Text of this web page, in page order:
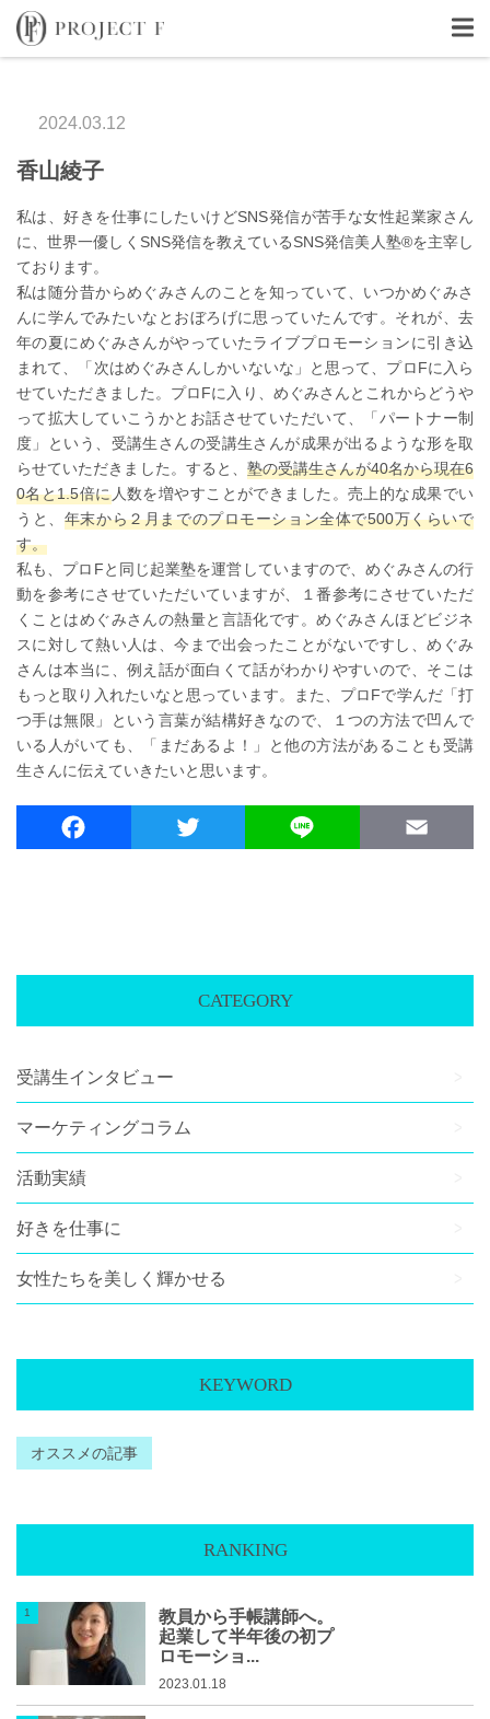
2024.03.12
香山綾子
私は、好きを仕事にしたいけどSNS発信が苦手な女性起業家さん
に、世界一優しくSNS発信を教えているSNS発信美人塾®を主宰し
ております。
私は随分昔からめぐみさんのことを知っていて、いつかめぐみさ
んに学んでみたいなとおぼろげに思っていたんです。それが、去
年の夏にめぐみさんがやっていたライブプロモーションに引き込
まれて、「次はめぐみさんしかいないな」と思って、プロFに入ら
せていただきました。プロFに入り、めぐみさんとこれからどうや
って拡大していこうかとお話させていただいて、「パートナー制
度」という、受講生さんの受講生さんが成果が出るような形を取
らせていただきました。すると、塾の受講生さんが40名から現在6
0名と1.5倍に人数を増やすことができました。売上的な成果でい
うと、 年末から２月までのプロモーション全体で500万くらいで
す。
私も、プロFと同じ起業塾を運営していますので、めぐみさんの行
動を参考にさせていただいていますが、１番参考にさせていただ
くことはめぐみさんの熱量と言語化です。めぐみさんほどビジネ
スに対して熱い人は、今まで出会ったことがないですし、めぐみ
さんは本当に、例え話が面白くて話がわかりやすいので、そこは
もっと取り入れたいなと思っています。また、プロFで学んだ「打
つ手は無限」という言葉が結構好きなので、１つの方法で凹んで
いる人がいても、「まだあるよ！」と他の方法があることも受講
生さんに伝えていきたいと思います。
a
o
w
e
r
i
CATEGORY
受講生インタビュー
マーケティングコラム
活動実績
好きを仕事に
女性たちを美しく輝かせる
KEYWORD
オススメの記事
RANKING
教員から手帳講師へ。
起業して半年後の初プ
ロモーショ...
2023.01.18